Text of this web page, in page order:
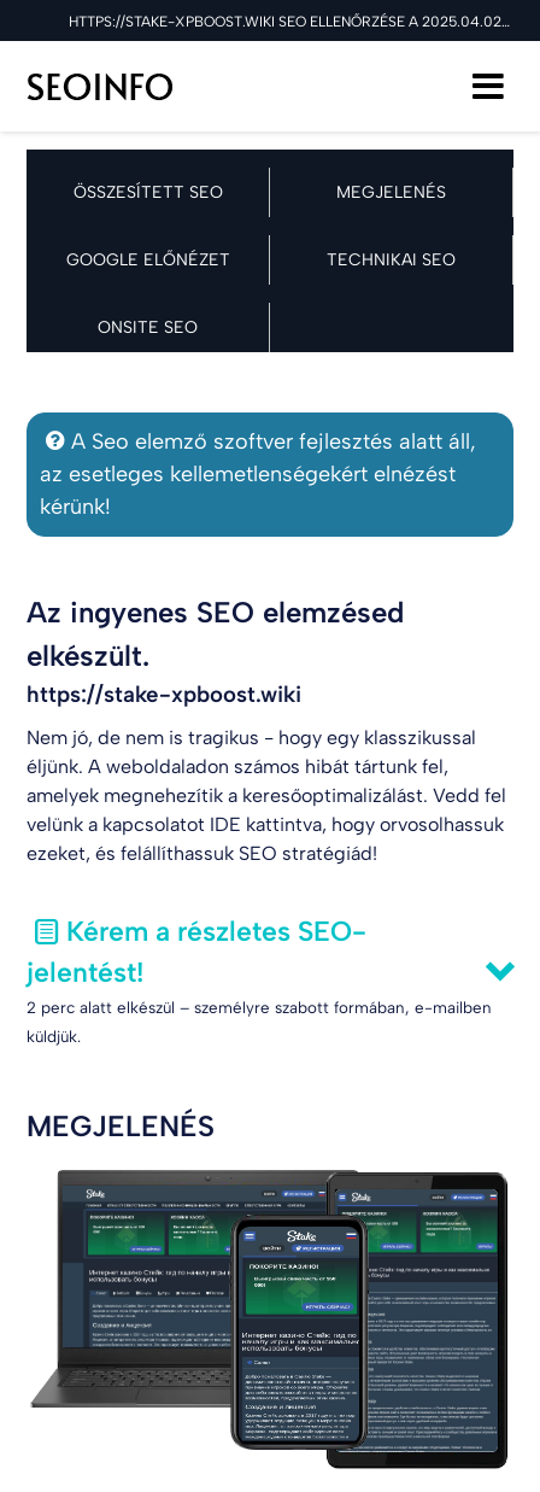
HTTPS://STAKE-XPBOOST.WIKI SEO ELLENŐRZÉSE A 2025.04.02 NAPON
ÖSSZESÍTETT SEO MEGJELENÉS
GOOGLE ELŐNÉZET TECHNIKAI SEO
ONSITE SEO
A Seo elemző szoftver fejlesztés alatt áll,
az esetleges kellemetlenségekért elnézést
kérünk!
Az ingyenes SEO elemzésed
elkészült.
https://stake-xpboost.wiki
Nem jó, de nem is tragikus - hogy egy klasszikussal
éljünk. A weboldaladon számos hibát tártunk fel,
amelyek megnehezítik a keresőoptimalizálást. Vedd fel
velünk a kapcsolatot IDE kattintva, hogy orvosolhassuk
ezeket, és felállíthassuk SEO stratégiád!
Kérem a részletes SEO-
jelentést!
2 perc alatt elkészül – személyre szabott formában, e-mailben
küldjük.
MEGJELENÉS